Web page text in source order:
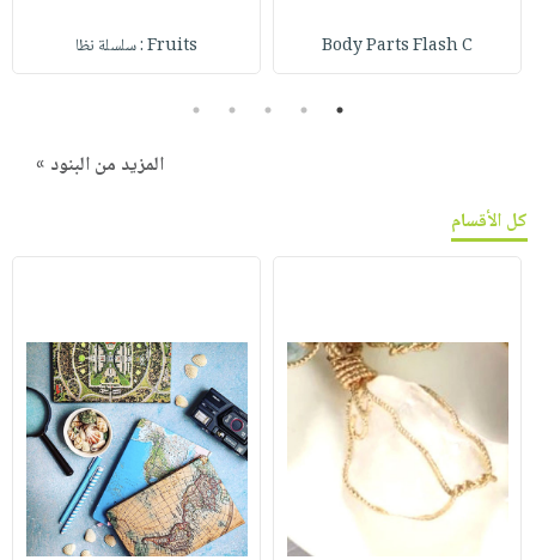
Body Parts Flash C Fruits : سلسلة نظا
1
2
3
4
5
المزيد من البنود »
كل الأقسام